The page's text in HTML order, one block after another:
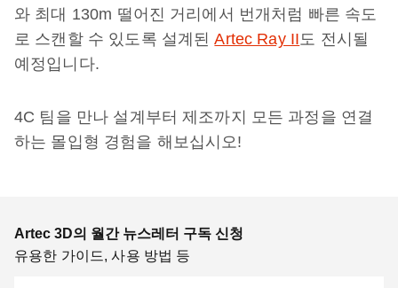
와 최대 130m 떨어진 거리에서 번개처럼 빠른 속도
로 스캔할 수 있도록 설계된Artec Ray II도 전시될
예정입니다.
4C 팀을 만나 설계부터 제조까지 모든 과정을 연결
하는 몰입형 경험을 해보십시오!
Artec 3D의 월간 뉴스레터 구독 신청
유용한 가이드, 사용 방법 등